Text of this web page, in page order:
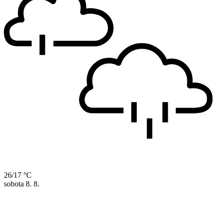
26/17 °C
sobota 8. 8.